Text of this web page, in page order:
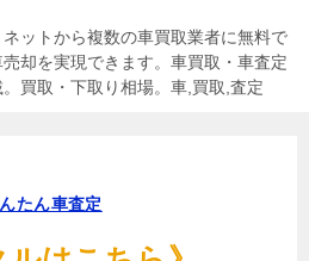
ットから複数の車買取業者に無料で
却を実現できます。車買取・車査定
買取・下取り相場。車,買取,査定
たん車査定